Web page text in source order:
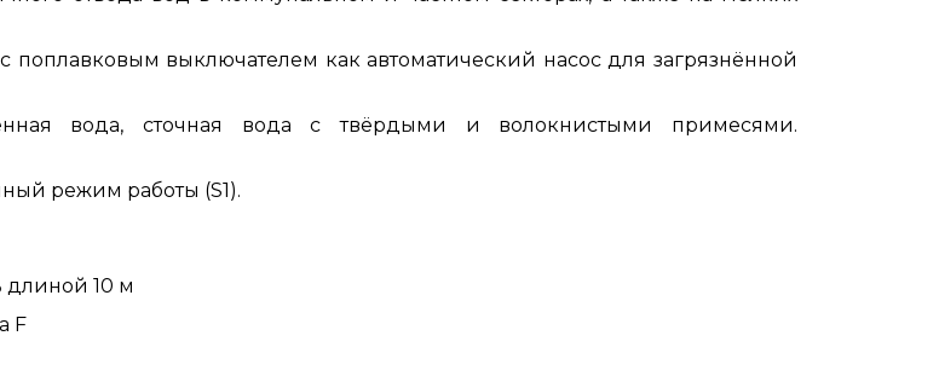
выключателем как автоматический насос для загрязнённой
вода, сточная вода с твёрдыми и волокнистыми примесями.
режим работы (S1).
длиной 10 м
F